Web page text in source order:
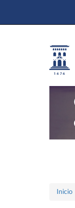
Inicio